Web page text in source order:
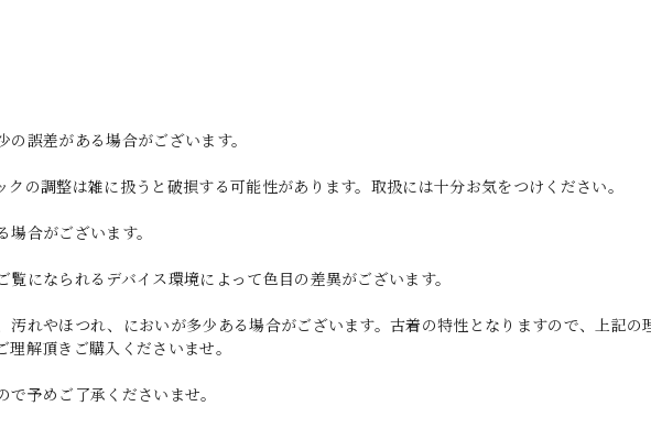
誤差がある場合がございます。
の調整は雑に扱うと破損する可能性があります。取扱には十分お気をつけください。
合がございます。
になられるデバイス環境によって色目の差異がございます。
れやほつれ、においが多少ある場合がございます。古着の特性となりますので、上記の
解頂きご購入くださいませ。
予めご了承くださいませ。